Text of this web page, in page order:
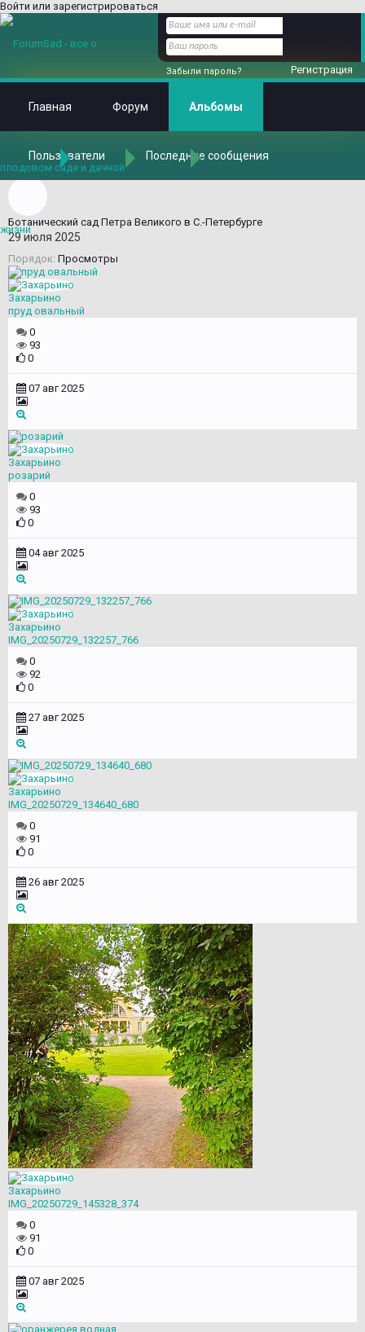
Войти или зарегистрироваться
Главная Альбомы Альбомы
Ботанический сад Петра Великого в С.-Петербурге
29 июля 2025
Порядок: Просмотры
Захарьино
пруд овальный
0
93
0
07 авг 2025
Захарьино
розарий
0
93
0
04 авг 2025
Захарьино
IMG_20250729_132257_766
0
92
0
27 авг 2025
Захарьино
IMG_20250729_134640_680
0
91
0
26 авг 2025
Захарьино
IMG_20250729_145328_374
0
91
0
07 авг 2025
Забыли пароль? Регистрация
Главная Форум Альбомы
Пользователи Последние сообщения